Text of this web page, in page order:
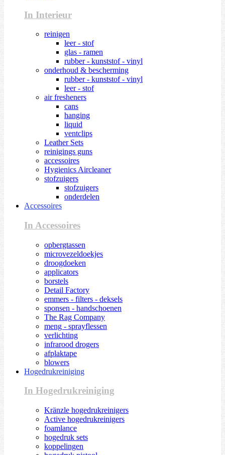
In Interieur
reinigen
leer - stof
glas - ramen
rubber - kunststof - vinyl
onderhoud & bescherming
rubber - kunststof - vinyl
leer - stof
air fresheners
cans
hanging
liquid
ventclips
Leather Sets
reinigings guns
accessoires
Hygienics Aircleaner
stofzuigers
stofzuigers
onderdelen
Accessoires
In Accessoires
opbergtassen
microvezeldoekjes
droogdoeken
applicators
borstels
Detail Factory
emmers - filters - deksels
sponsen - handschoenen
The Rag Company
meng - sprayflessen
verlichting
infrarood drogers
afplaktape
blowers
Hogedrukreiniging
In Hogedrukreiniging
Kränzle hogedrukreinigers
Active hogedrukreinigers
foamlance
hogedruk sets
koppelingen